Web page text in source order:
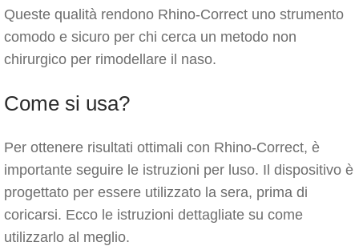
Queste qualità rendono Rhino-Correct uno strumento
comodo e sicuro per chi cerca un metodo non
chirurgico per rimodellare il naso.
Come si usa?
Per ottenere risultati ottimali con Rhino-Correct, è
importante seguire le istruzioni per luso. Il dispositivo è
progettato per essere utilizzato la sera, prima di
coricarsi. Ecco le istruzioni dettagliate su come
utilizzarlo al meglio.